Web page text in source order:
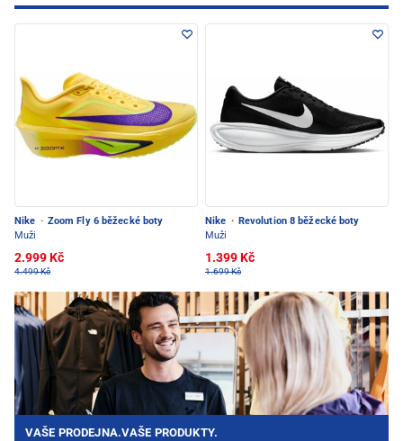
Nike · Zoom Fly 6 běžecké boty
Muži
2.999 Kč
4.499 Kč
Nike · Revolution 8 běžecké boty
Muži
1.399 Kč
1.699 Kč
VAŠE PRODEJNA.VAŠE PRODUKTY.